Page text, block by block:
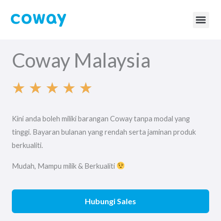
Coway Malaysia
★ ★ ★ ★ ★
a
d
Kini anda boleh miliki barangan Coway tanpa modal yang
tinggi. Bayaran bulanan yang rendah serta jaminan produk
berkualiti.
Mudah, Mampu milik & Berkualiti
Hubungi Sales